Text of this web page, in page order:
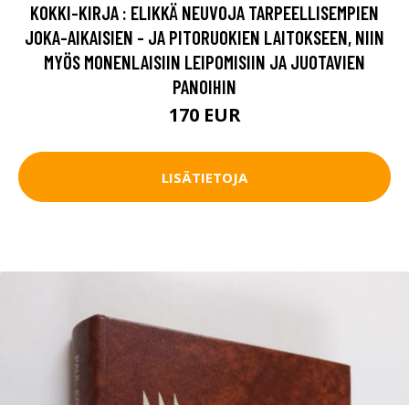
KOKKI-KIRJA : ELIKKÄ NEUVOJA TARPEELLISEMPIEN
JOKA-AIKAISIEN - JA PITORUOKIEN LAITOKSEEN, NIIN
MYÖS MONENLAISIIN LEIPOMISIIN JA JUOTAVIEN
PANOIHIN
170 EUR
LISÄTIETOJA